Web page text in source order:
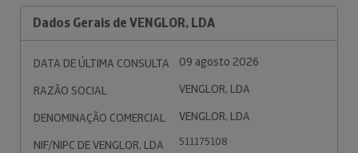
Dados Gerais de VENGLOR, LDA
DATA DE ÚLTIMA CONSULTA
09 agosto 2026
RAZÃO SOCIAL
VENGLOR, LDA
DENOMINAÇÃO COMERCIAL
VENGLOR, LDA
NIF/NIPC DE VENGLOR, LDA
511175108